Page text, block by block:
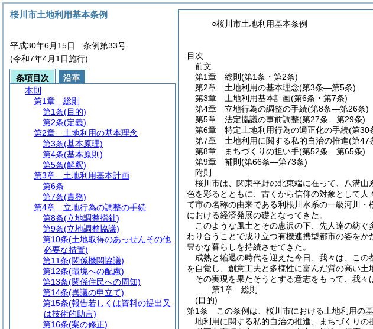
○桜川市土地利用基本条例
目次
前文
第1章
総則 (第1条・第2条)
第2章
土地利用の基本理念(第3条―第5条)
第3章
土地利用基本計画(第6条・第7条)
第4章
立地行為の調整の手続(第8条―第26条)
第5章
法定協議の事前調整(第27条―第29条)
第6章
特定土地利用行為の適正化の手続(第30
第7章
土地利用に関する私的自治の推進(第47
第8章
まちづくりの担い手(第52条―第65条)
第9章
補則 (第66条―第73条)
附則
桜川市は、関東平野の北東端に在って、八溝
色を彩るとともに、古くから信仰の対象として
て市の名称の由来である利根川水系の一級河川
における経済発展の礎となってきた。
このような風土とその恵沢の下、先人達の紡
わり合うことで成り立つ有機連携型都市の姿を
豊かな暮らしを持続させてきた。
成熟と縮退の時代を迎えた今日、我々は、こ
を自覚し、創意工夫と多様性に富んだ質の高い
その実現を果たそうとする意志をもって、我々
第1章
総則
(目的)
第1条
この条例は、桜川市における土地利用の
地利用に関する私的自治の推進、まちづくり
桜川市土地利用基本条例
平成30年6月15日 条例第33号
(令和7年4月1日施行)
条項目次
沿革
本則
第1章
総則
第1条(目的)
第2条(定義)
第2章
土地利用の基本理念
第3条(基本原理)
第4条(基本原則)
第5条(解釈)
第3章
土地利用基本計画
第6条
第7条(責務)
第4章
立地行為の調整の手続
第8条(立地調整指針)
第9条(立地調整協議)
第10条(土地取得のあっせんその他
必要な措置)
第11条(関係機関協議)
第12条(環境への配慮)
第13条(関係住民への周知)
第14条(異議の申立て)
第15条(報告若しくは資料の提出又
は技術的助言)
第16条(案の修正)